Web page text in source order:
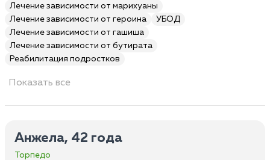
Лечение зависимости от марихуаны
Лечение зависимости от героина
УБОД
Лечение зависимости от гашиша
Лечение зависимости от бутирата
Реабилитация подростков
Показать все
Анжела, 42 года
Торпедо